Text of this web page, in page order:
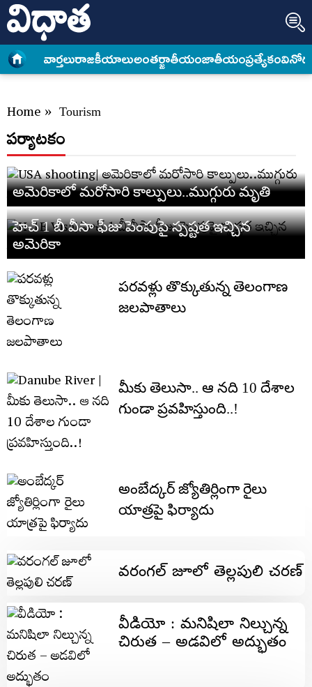
వార్త‌లురాజకీయాలుఅంత‌ర్జాతీయంజాతీయంప్రత్యేకం
Home» Tourism
పర్యాటకం
అమెరికాలో మరోసారి కాల్పులు..ముగ్గురు మృతి
హెచ్ 1 బీ వీసా ఫీజు పెంపుపై స్పష్టత ఇచ్చిన
అమెరికా
పరవళ్లు తొక్కుతున్న తెలంగాణ
జలపాతాలు
మీకు తెలుసా.. ఆ న‌ది 10 దేశాల
గుండా ప్ర‌వహిస్తుంది..!
అంబేద్కర్ జ్యోతిర్లింగా రైలు
యాత్రపై ఫిర్యాదు
వ‌రంగ‌ల్ జూలో తెల్ల‌పులి చ‌ర‌ణ్‌
వీడియో : మనిషిలా నిల్చున్న
చిరుత – అడవిలో అద్భుతం